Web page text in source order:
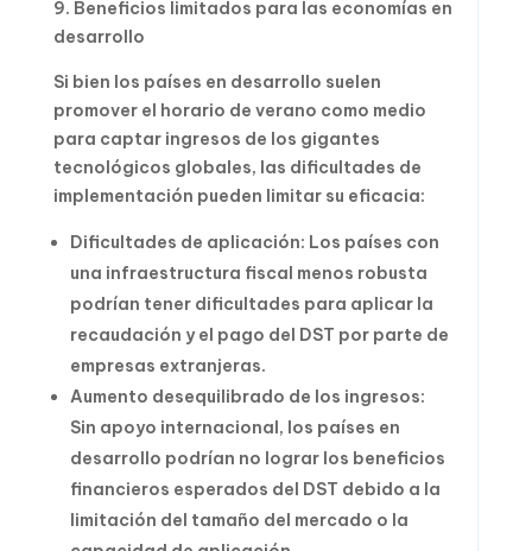
9. Beneficios limitados para las economías en
desarrollo
Si bien los países en desarrollo suelen
promover el horario de verano como medio
para captar ingresos de los gigantes
tecnológicos globales, las dificultades de
implementación pueden limitar su eficacia:
Dificultades de aplicación: Los países con
una infraestructura fiscal menos robusta
podrían tener dificultades para aplicar la
recaudación y el pago del DST por parte de
empresas extranjeras.
Aumento desequilibrado de los ingresos:
Sin apoyo internacional, los países en
desarrollo podrían no lograr los beneficios
financieros esperados del DST debido a la
limitación del tamaño del mercado o la